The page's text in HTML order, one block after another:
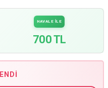
HAVALE İLE
700 TL